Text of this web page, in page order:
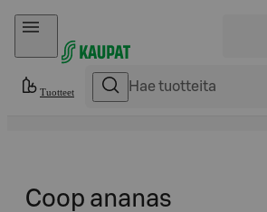
Hyppää sisältöön
Tuotteet
Coop ananas